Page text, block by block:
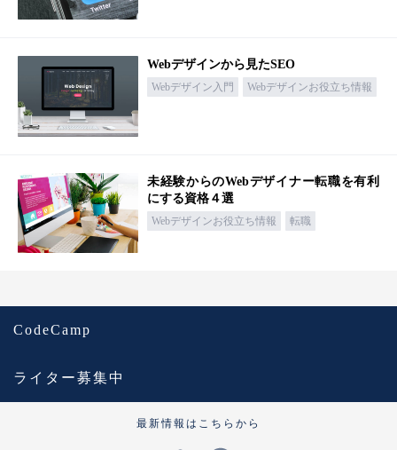
Webデザインから見たSEO
Webデザイン入門 Webデザインお役立ち情報
未経験からのWebデザイナー転職を有利
にする資格４選
Webデザインお役立ち情報 転職
CodeCamp
ライター募集中
最新情報はこちらから